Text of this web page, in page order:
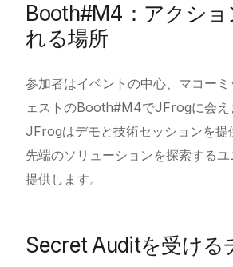
Booth#M4：アクショ
れる場所
参加者はイベントの中心、マコー
ェストのBooth#M4でJFrogに会え
JFrogはデモと技術セッションを提
先端のソリューションを探索する
提供します。
Secret Auditを受ける